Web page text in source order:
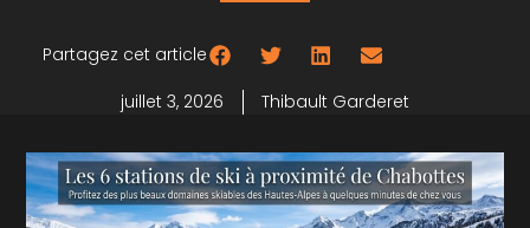
Partagez cet article
juillet 3, 2026
Thibault Garderet